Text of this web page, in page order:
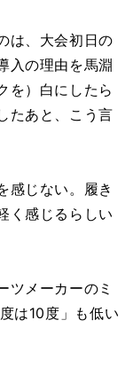
は、大会初日の
入の理由を馬淵
を）白にしたら
たあと、こう言
感じない。履き
く感じるらしい
メーカーのミ
は10度」も低い